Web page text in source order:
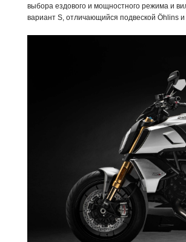
выбора ездового и мощностного режима и
вариант S, отличающийся подвеской Öhlins